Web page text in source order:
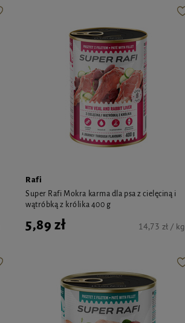
Rafi
Super Rafi Mokra karma dla psa z cielęciną i
wątróbką z królika 400 g
5,89 zł 14,73 zł / kg